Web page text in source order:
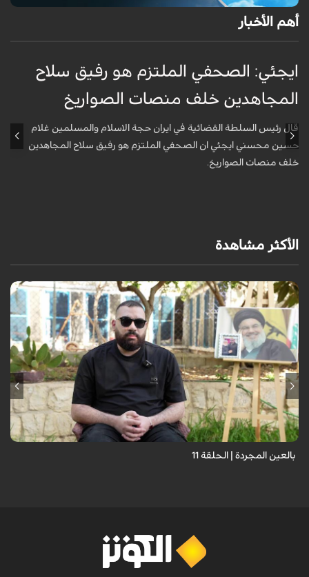
أهم الأخبار
ايجئي: الصحفي الملتزم هو رفيق سلاح
المجاهدين خلف منصات الصواريخ
قال رئيس السلطة القضائية في ايران حجة الاسلام والمسلمين غلام
حسين محسني ايجئي ان الصحفي الملتزم هو رفيق سلاح المجاهدين
خلف منصات الصواريخ.
الأكثر مشاهدة
برنامج "بالعين المجردة" هو توثيق إنسانيٌّ شجاعٌ للحياة تحت وطأة الحرب،
حيث نستمع فيه إلى شهاداتٍ حيّةٍ لأشخاص عايشوا التفجيرات والدمار، فنرى
بعيونهم ت...
بالعين المجردة | الحلقة 11